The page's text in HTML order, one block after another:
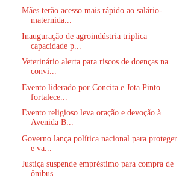
Mães terão acesso mais rápido ao salário-
maternida...
Inauguração de agroindústria triplica
capacidade p...
Veterinário alerta para riscos de doenças na
convi...
Evento liderado por Concita e Jota Pinto
fortalece...
Evento religioso leva oração e devoção à
Avenida B...
Governo lança política nacional para proteger
e va...
Justiça suspende empréstimo para compra de
ônibus ...